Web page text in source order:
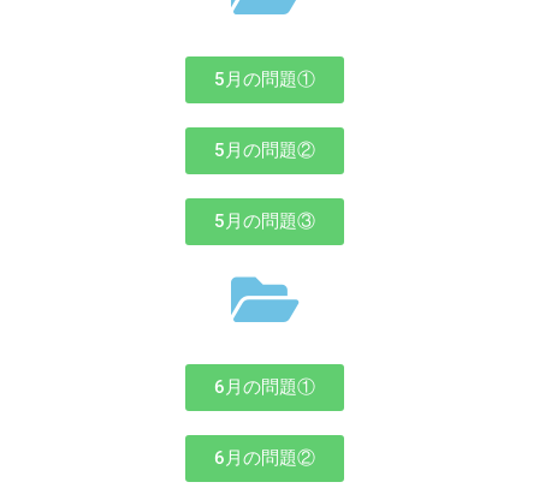
5月の問題①
5月の問題②
5月の問題③
6月の問題①
6月の問題②